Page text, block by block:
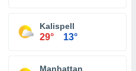
Kalispell
29° 13°
Manhattan